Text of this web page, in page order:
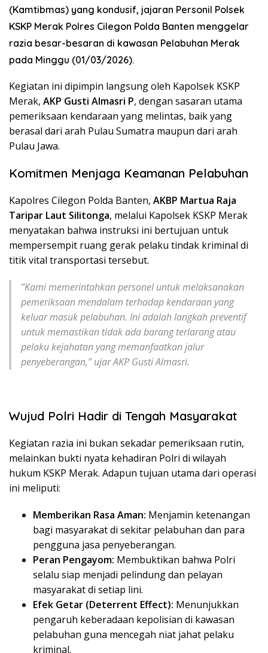
(Kamtibmas) yang kondusif, jajaran Personil Polsek
KSKP Merak Polres Cilegon Polda Banten menggelar
razia besar-besaran di kawasan Pelabuhan Merak
pada Minggu (01/03/2026).
​Kegiatan ini dipimpin langsung oleh Kapolsek KSKP
Merak, AKP Gusti Almasri P, dengan sasaran utama
pemeriksaan kendaraan yang melintas, baik yang
berasal dari arah Pulau Sumatra maupun dari arah
Pulau Jawa.
Komitmen Menjaga Keamanan Pelabuhan
​Kapolres Cilegon Polda Banten, AKBP Martua Raja
Taripar Laut Silitonga, melalui Kapolsek KSKP Merak
menyatakan bahwa instruksi ini bertujuan untuk
mempersempit ruang gerak pelaku tindak kriminal di
titik vital transportasi tersebut.
​”Kami memerintahkan personel untuk melaksanakan
pemeriksaan mendalam terhadap kendaraan yang
keluar masuk pelabuhan. Ini adalah langkah preventif
untuk memastikan tidak ada barang terlarang atau
pelaku kejahatan yang memanfaatkan jalur
penyeberangan,” ujar AKP Gusti Almasri.
Wujud Polri Hadir di Tengah Masyarakat
​Kegiatan razia ini bukan sekadar pemeriksaan rutin,
melainkan bukti nyata kehadiran Polri di wilayah
hukum KSKP Merak. Adapun tujuan utama dari operasi
ini meliputi:
Memberikan Rasa Aman: Menjamin ketenangan
bagi masyarakat di sekitar pelabuhan dan para
pengguna jasa penyeberangan.
Peran Pengayom: Membuktikan bahwa Polri
selalu siap menjadi pelindung dan pelayan
masyarakat di setiap lini.
Efek Getar (Deterrent Effect): Menunjukkan
pengaruh keberadaan kepolisian di kawasan
pelabuhan guna mencegah niat jahat pelaku
kriminal.